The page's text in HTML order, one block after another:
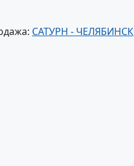
САТУРН - ЧЕЛЯБИНСК